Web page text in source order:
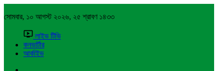
সোমবার, ১০ আগস্ট ২০২৬, ২৫ শ্রাবণ ১৪৩৩
লাইভ টিভি
কনভার্টার
আর্কাইভ